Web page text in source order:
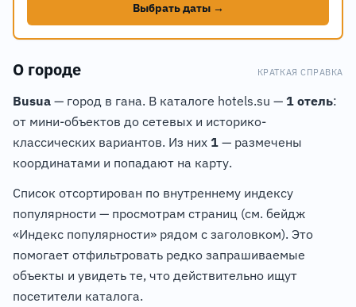
Выбрать даты →
О городе КРАТКАЯ СПРАВКА
Busua — город в гана. В каталоге hotels.su — 1 отель:
от мини-объектов до сетевых и историко-
классических вариантов. Из них 1 — размечены
координатами и попадают на карту.
Список отсортирован по внутреннему индексу
популярности — просмотрам страниц (см. бейдж
«Индекс популярности» рядом с заголовком). Это
помогает отфильтровать редко запрашиваемые
объекты и увидеть те, что действительно ищут
посетители каталога.